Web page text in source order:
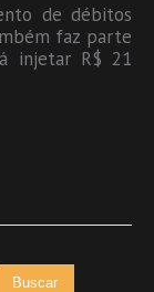
de débitos
faz parte
injetar R$ 21